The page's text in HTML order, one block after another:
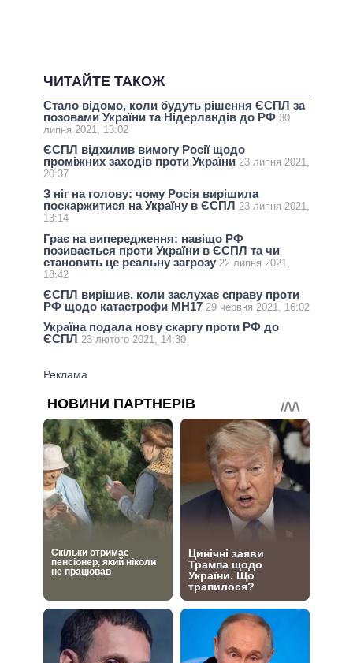
ЧИТАЙТЕ ТАКОЖ
Стало відомо, коли будуть рішення ЄСПЛ за
позовами України та Нідерландів до РФ 30
липня 2021, 13:02
ЄСПЛ відхилив вимогу Росії щодо
проміжних заходів проти України 23 липня 2021,
20:37
З ніг на голову: чому Росія вирішила
поскаржитися на Україну в ЄСПЛ 23 липня 2021,
13:14
Грає на випередження: навіщо РФ
позивається проти України в ЄСПЛ та чи
становить це реальну загрозу 22 липня 2021,
18:42
ЄСПЛ вирішив, коли заслухає справу проти
РФ щодо катастрофи МН17 29 червня 2021, 16:02
Україна подала нову скаргу проти РФ до
ЄСПЛ 23 лютого 2021, 14:30